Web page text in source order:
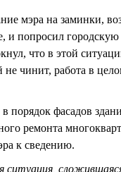
мэра на заминки,
и попросил
что в этой
не чинит, работа в
порядок фасадов
ремонта
к сведению.